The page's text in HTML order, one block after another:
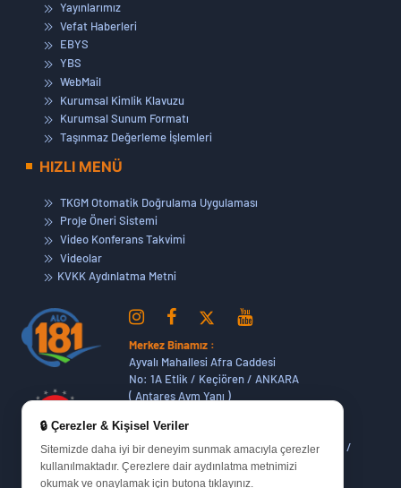
🔒 Çerezler & Kişisel Veriler
Sitemizde daha iyi bir deneyim sunmak amacıyla çerezler
kullanılmaktadır. Çerezlere dair aydınlatma metnimizi
okumak ve onaylamak için butona tıklayınız.
Yayınlarımız
Vefat Haberleri
EBYS
YBS
WebMail
Kurumsal Kimlik Klavuzu
Kurumsal Sunum Formatı
Taşınmaz Değerleme İşlemleri
HIZLI MENÜ
TKGM Otomatik Doğrulama Uygulaması
Proje Öneri Sistemi
Video Konferans Takvimi
Videolar
KVKK Aydınlatma Metni
Merkez Binamız :
Ayvalı Mahallesi Afra Caddesi
No: 1A Etlik / Keçiören / ANKARA
( Antares Avm Yanı )
Dikmen Hizmet Binamız :
Dikmen Caddesi No:14 (06420) Bakanlıklar /
ANKARA